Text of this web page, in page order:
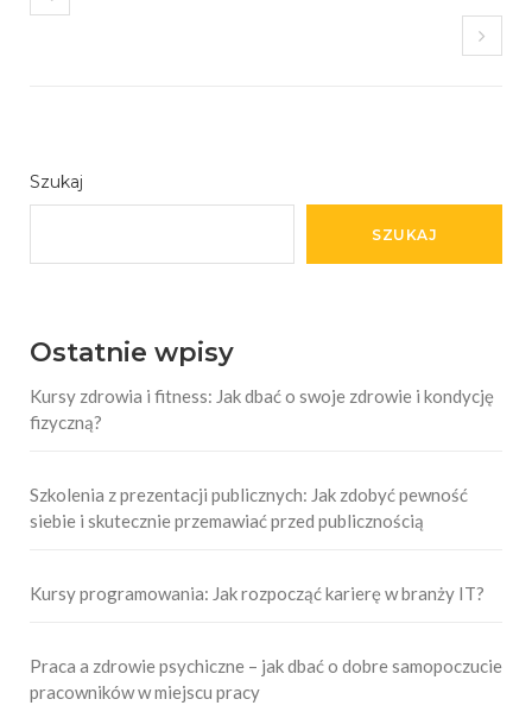
Szukaj
SZUKAJ
Ostatnie wpisy
Kursy zdrowia i fitness: Jak dbać o swoje zdrowie i kondycję
fizyczną?
Szkolenia z prezentacji publicznych: Jak zdobyć pewność
siebie i skutecznie przemawiać przed publicznością
Kursy programowania: Jak rozpocząć karierę w branży IT?
Praca a zdrowie psychiczne – jak dbać o dobre samopoczucie
pracowników w miejscu pracy